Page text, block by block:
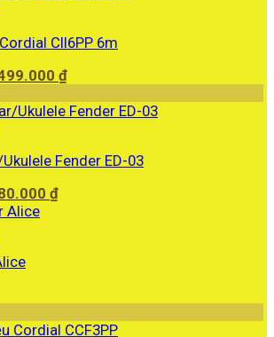
CII6PP 6m
₫Giá
tại
Fender ED-03
₫Giá